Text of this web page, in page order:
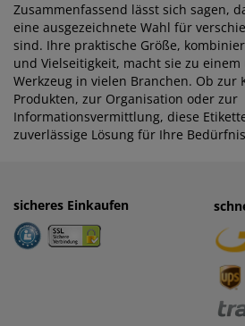
Zusammenfassend lässt sich sagen,
eine ausgezeichnete Wahl für
sind. Ihre praktische Größe,
und Vielseitigkeit, macht sie zu
Werkzeug in vielen Branchen. Ob zur
Produkten, zur Organisation oder zur
Informationsvermittlung, diese
zuverlässige Lösung für Ihre
sicheres Einkaufen
·
·